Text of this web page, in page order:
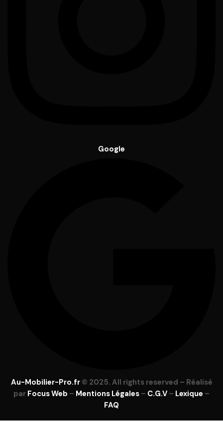
Google
Au-Mobilier-Pro.fr© 2025. All rights reserved – Réalisé
par Focus Web – Mentions Légales – C.G.V – Lexique –
FAQ